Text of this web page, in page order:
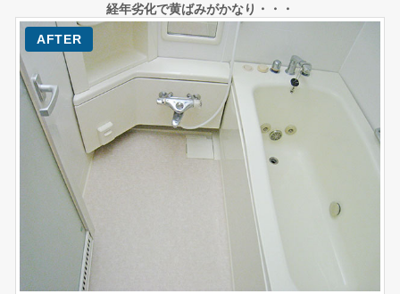
経年劣化で黄ばみがかなり・・・